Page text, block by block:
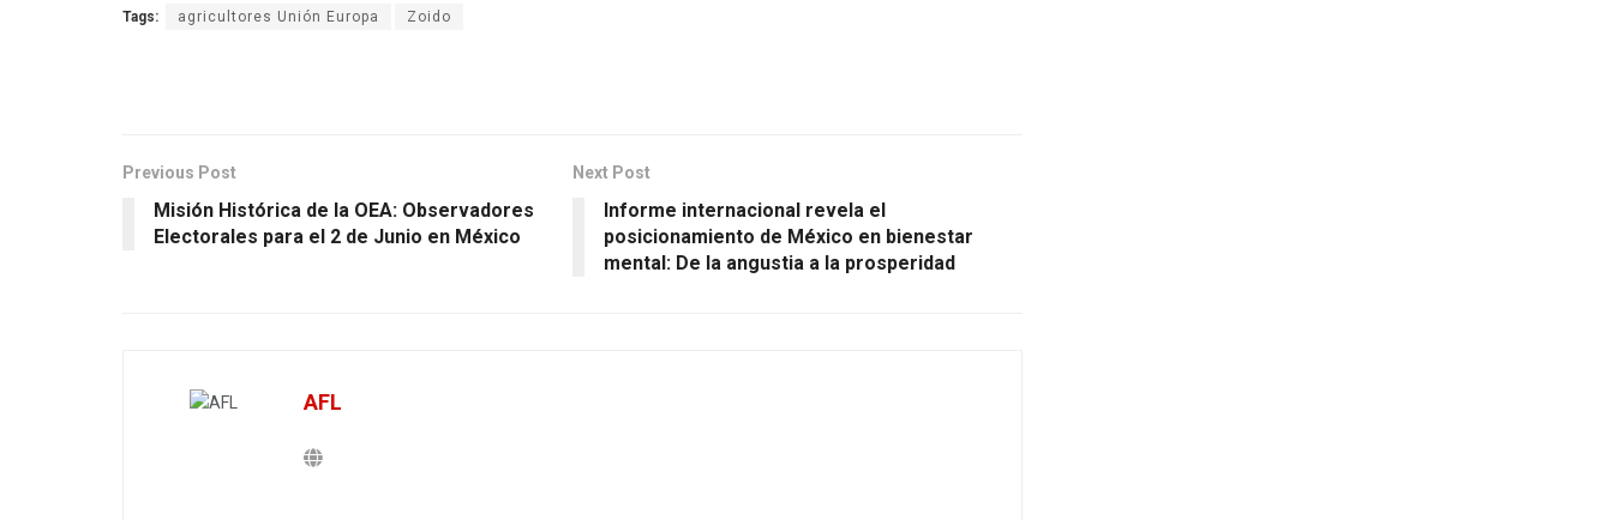
Tags: agricultores Unión Europa Zoido
Previous Post
Misión Histórica de la OEA: Observadores
Electorales para el 2 de Junio en México
Next Post
Informe internacional revela el
posicionamiento de México en bienestar
mental: De la angustia a la prosperidad
AFL